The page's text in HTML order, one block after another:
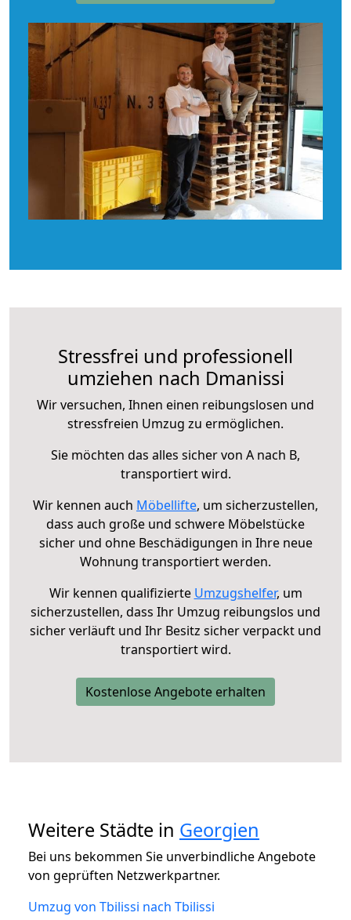
Stressfrei und professionell
umziehen nach Dmanissi
Wir versuchen, Ihnen einen reibungslosen und
stressfreien Umzug zu ermöglichen.
Sie möchten das alles sicher von A nach B,
transportiert wird.
Wir kennen auch Möbellifte, um sicherzustellen,
dass auch große und schwere Möbelstücke
sicher und ohne Beschädigungen in Ihre neue
Wohnung transportiert werden.
Wir kennen qualifizierte Umzugshelfer, um
sicherzustellen, dass Ihr Umzug reibungslos und
sicher verläuft und Ihr Besitz sicher verpackt und
transportiert wird.
Kostenlose Angebote erhalten
Weitere Städte in Georgien
Bei uns bekommen Sie unverbindliche Angebote
von geprüften Netzwerkpartner.
Umzug von Tbilissi nach Tbilissi